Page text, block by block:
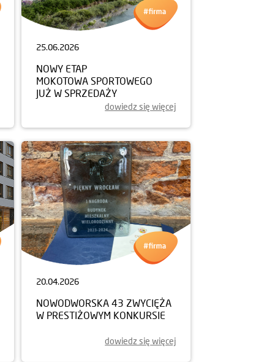
25.06.2026
NOWY ETAP
MOKOTOWA SPORTOWEGO
JUŻ W SPRZEDAŻY
dowiedz się więcej
20.04.2026
NOWODWORSKA 43 ZWYCIĘŻA
W PRESTIŻOWYM KONKURSIE
dowiedz się więcej